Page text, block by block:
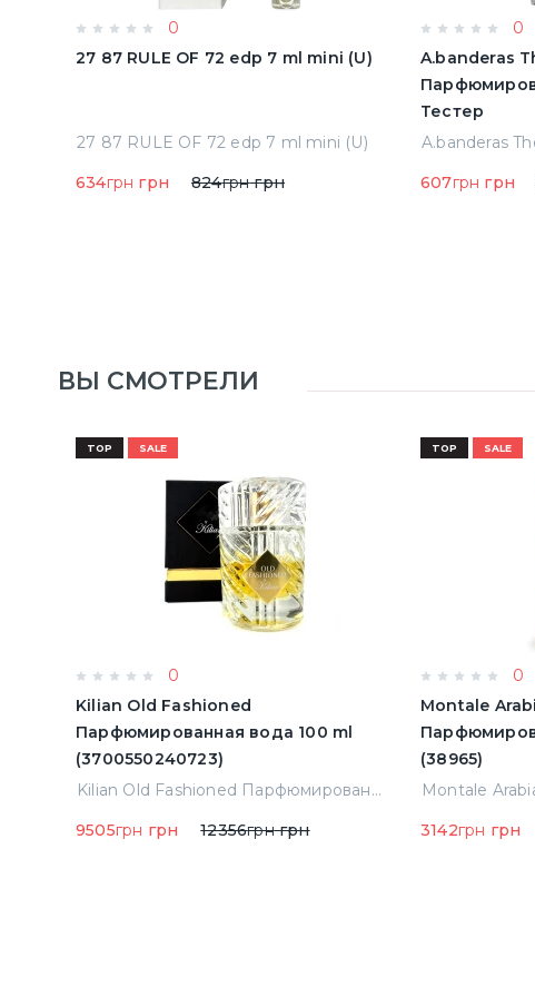
0
27 87 RULE OF 72 edp 7 ml mini (U)
27 87 RULE OF 72 edp 7 ml mini (U)
634грн грн 824грнгрн
0
A.banderas
Тестер
607грн грн
ВЫ СМОТРЕЛИ
TOP SALE
0
Kilian Old Fashioned
Парфюмированная вода 100 ml
(3700550240723)
Kilian Old Fashioned Парфюмированная вода 100 ml (3700550240723)
9505грн грн 12356грнгрн
TOP SALE
0
Montale
(38965)
3142грн грн